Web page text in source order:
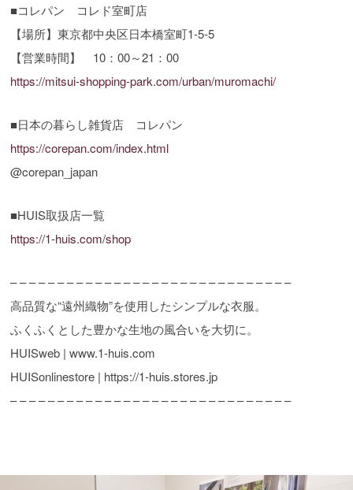
■コレパン コレド室町店
【場所】東京都中央区日本橋室町1-5-5
【営業時間】 10：00～21：00
https://mitsui-shopping-park.com/urban/muromachi/
■日本の暮らし雑貨店 コレパン
https://corepan.com/index.html
@corepan_japan
■HUIS取扱店一覧
https://1-huis.com/shop
– – – – – – – – – – – – – – – – – – – – – – – – – – – – – –
高品質な“遠州織物”を使用したシンプルな衣服。
ふくふくとした豊かな生地の風合いを大切に。
HUISweb | www.1-huis.com
HUISonlinestore | https://1-huis.stores.jp
– – – – – – – – – – – – – – – – – – – – – – – – – – – – – –